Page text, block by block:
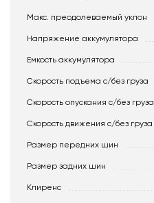
Макс. преодолеваемый уклон
Напряжение аккумулятора
Емкость аккумулятора
Скорость подъема с/без груза
Скорость опускания c/без груза
Скорость движения c/без груза
Размер передних шин
Размер задних шин
Клиренс